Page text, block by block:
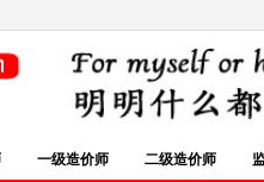
一级造价师 二级造价师